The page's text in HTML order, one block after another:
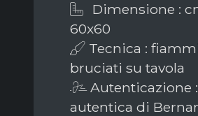
Dimensione :
60x60
Tecnica :
bruciati su tavola
Autenticazione :
autentica di